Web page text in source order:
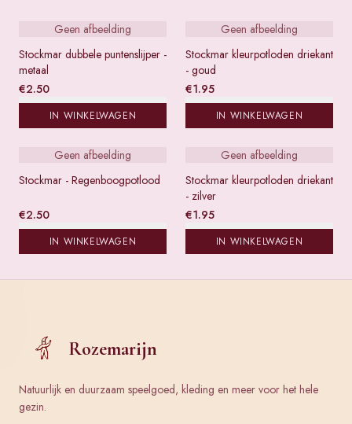
Geen afbeelding
Stockmar dubbele puntenslijper -
metaal
€2.50
IN WINKELWAGEN
Geen afbeelding
Stockmar kleurpotloden driekant
- goud
€1.95
IN WINKELWAGEN
Geen afbeelding
Stockmar - Regenboogpotlood
€2.50
IN WINKELWAGEN
Geen afbeelding
Stockmar kleurpotloden driekant
- zilver
€1.95
IN WINKELWAGEN
Rozemarijn
Natuurlijk en duurzaam speelgoed, kleding en meer voor het hele
gezin.